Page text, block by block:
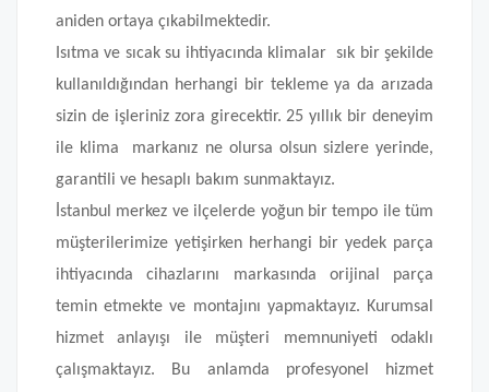
aniden ortaya çıkabilmektedir.
Isıtma ve sıcak su ihtiyacında klimalar sık bir şekilde
kullanıldığından herhangi bir tekleme ya da arızada
sizin de işleriniz zora girecektir. 25 yıllık bir deneyim
ile klima markanız ne olursa olsun sizlere yerinde,
garantili ve hesaplı bakım sunmaktayız.
İstanbul merkez ve ilçelerde yoğun bir tempo ile tüm
müşterilerimize yetişirken herhangi bir yedek parça
ihtiyacında cihazlarını markasında orijinal parça
temin etmekte ve montajını yapmaktayız. Kurumsal
hizmet anlayışı ile müşteri memnuniyeti odaklı
çalışmaktayız. Bu anlamda profesyonel hizmet